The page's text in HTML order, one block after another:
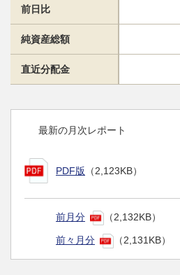
前日比
純資産総額
直近分配金
最新の月次レポート
PDF版 （2,123KB）
前月分 （2,132KB）
前々月分 （2,131KB）